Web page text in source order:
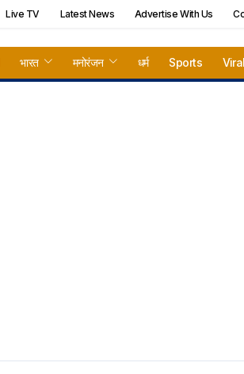
Live TV Latest News Advertise With Us
भारत मनोरंजन धर्म Sports